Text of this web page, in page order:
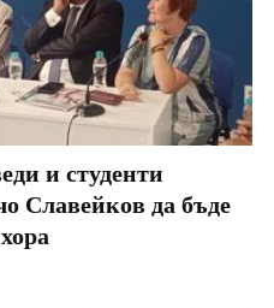
и студенти
Славейков да бъде